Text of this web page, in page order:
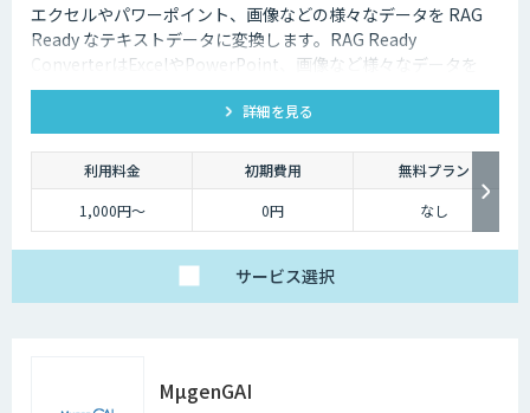
エクセルやパワーポイント、画像などの様々なデータを RAG
Ready なテキストデータに変換します。RAG Ready
ConverterはExcelやPowerPoint、画像など様々なデータを
RAG Ready に変換して RAGの精度を向上するコンバーターで
詳細を見る
利用料金 初期費用
無料プラン
1,000円～
0円 なし
サービス選択
MµgenGAI